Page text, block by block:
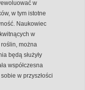
w
w tym istotne
Naukowiec
w
można
będą służyły
współczesna
w przyszłości